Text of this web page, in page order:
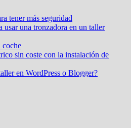
tener más seguridad
usar una tronzadora en un taller
coche
sin coste con la instalación de
en WordPress o Blogger?